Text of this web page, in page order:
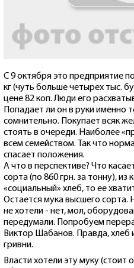
С 9 октября это предприятие
кг (чуть больше четырех тыс.
цене 82 коп. Люди его
Попадает ли он в руки именно
сомнительно. Покупает всяк
стоять в очереди. Наиболее
всем семейством. Так что
спасает положения.
А что в перспективе? Что
сорта (по 860 грн. за тонну), из
«социальный» хлеб, то ее
Остается мука высшего сорта.
не хотели - нет, мол,
передумали. Попробуем
Виктор Шабанов. Правда, хлеб
гривни.
Власти хотели эту муку (стоит